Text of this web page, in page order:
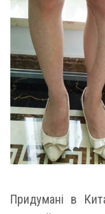
Придумані в